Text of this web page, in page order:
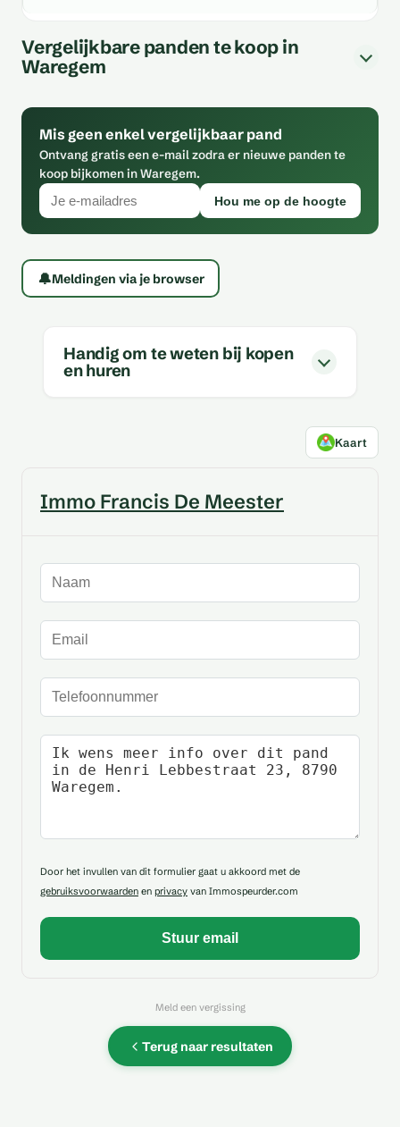
Vergelijkbare panden te koop in
Waregem
Mis geen enkel vergelijkbaar pand
Ontvang gratis een e-mail zodra er nieuwe panden te
koop bijkomen in Waregem.
Hou me op de hoogte
🔔Meldingen via je browser
Handig om te weten bij kopen
en huren
Kaart
Immo Francis De Meester
Naam
E-mailadres
Telefoonnummer
Uw bericht
Door het invullen van dit formulier gaat u akkoord met de
gebruiksvoorwaarden en privacy van Immospeurder.com
Meld een vergissing
Terug naar resultaten